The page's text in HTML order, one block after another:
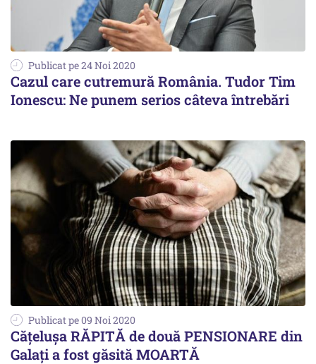
Publicat pe 24 Noi 2020
Cazul care cutremură România. Tudor Tim
Ionescu: Ne punem serios câteva întrebări
Publicat pe 09 Noi 2020
Cățelușa RĂPITĂ de două PENSIONARE din
Galați a fost găsită MOARTĂ